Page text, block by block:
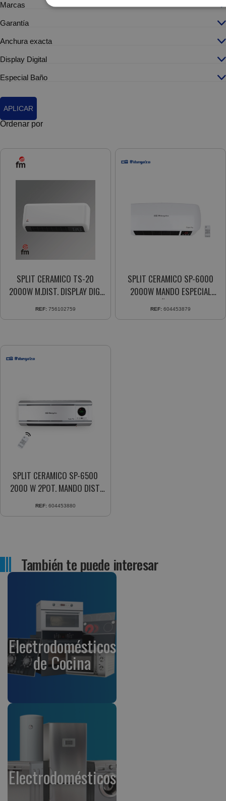
Marcas
Garantía
Anchura exacta
Display Digital
Especial Baño
APLICAR
Ordenar por
SPLIT CERAMICO TS-20
2000W M.DIST. DISPLAY DIG.
2NIV.POT. TEMPORIZADOR
REF: 756102759
SPLIT CERAMICO SP-6000
2000W MANDO ESPECIAL
BAÑO IP-22
REF: 604453879
SPLIT CERAMICO SP-6500
2000 W 2POT. MANDO DIST.
PANEL LED
REF: 604453880
También te puede interesar
Electrodomésticos
de Cocina
Electrodomésticos